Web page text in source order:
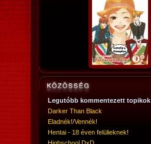
Legutóbb kommentezett topikok
Darker Than Black
Eladnék!/Vennék!
Hentai - 18 éven felülieknek!